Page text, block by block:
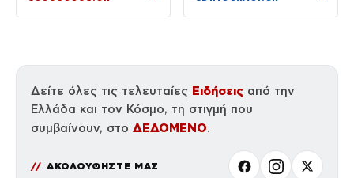
Δείτε όλες τις τελευταίες Ειδήσεις από την
Ελλάδα και τον Κόσμο, τη στιγμή που
συμβαίνουν, στο ΔΕΔΟΜΕΝΟ.
ΑΚΟΛΟΥΘΗΣΤΕ ΜΑΣ